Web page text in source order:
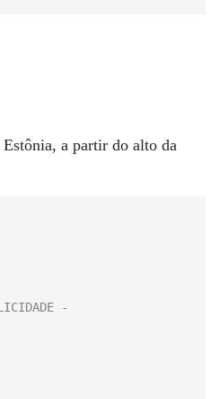
a partir do alto da